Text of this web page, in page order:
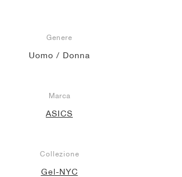
Genere
Uomo / Donna
Marca
ASICS
Collezione
Gel-NYC